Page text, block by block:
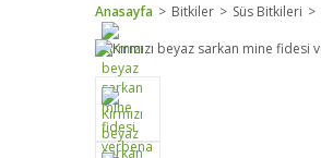
Anasayfa Bitkiler Süs Bitkileri